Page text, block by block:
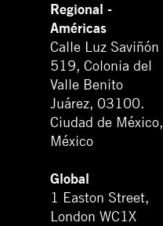
Regional -
Américas
Calle Luz Saviñón
519, Colonia del
Valle Benito
Juárez, 03100.
Ciudad de México,
México
Global
1 Easton Street,
London WC1X